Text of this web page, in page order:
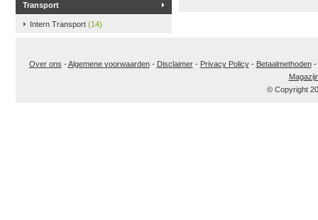
Transport
Intern Transport (14)
Over ons -Algemene voorwaarden- Disclaimer- Privacy Policy- Betaalmethoden-
© Copyright